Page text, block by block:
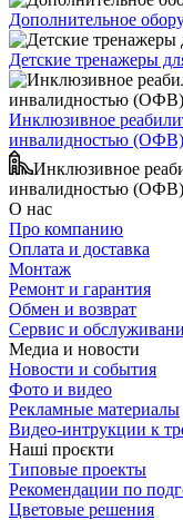
Дополнительное
Детские тренажеры
Инклюзивное
инвалидностью (ОФВ)
Инклюзивное
инвалидностью (ОФВ)
О нас
Про компанию
Оплата и доставка
Монтаж
Ремонт и гарантия
Обмен и возврат
Сервис и
Медиа и новости
Новости и события
Фото и видео
Рекламные материалы
Видео-интрукции к
Наші проєкти
Типовые проекты
Рекомендации по
Цветовые решения